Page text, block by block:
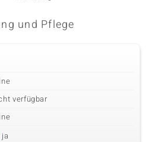
und Pflege
verfügbar
ja